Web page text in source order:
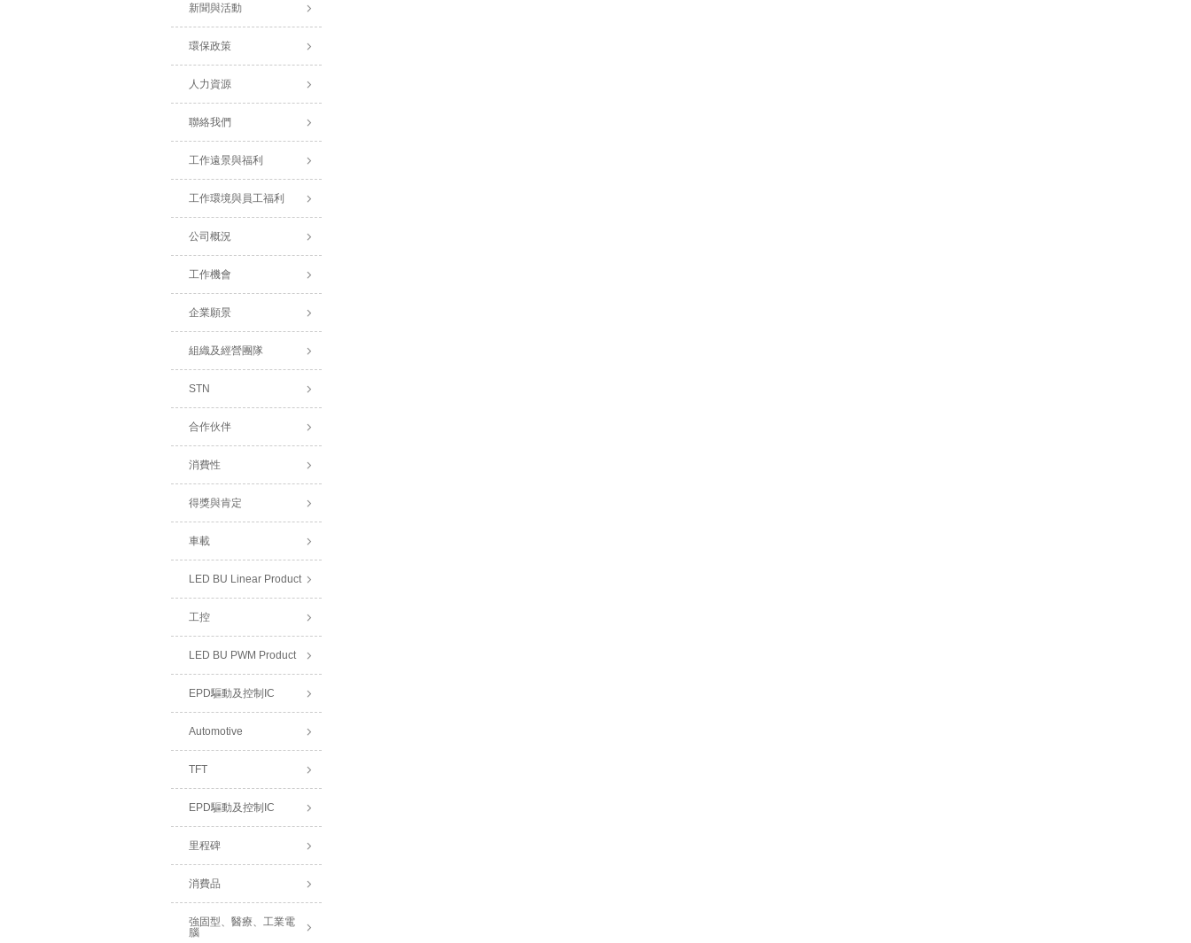
新聞與活動
環保政策
人力資源
聯絡我們
工作遠景與福利
工作環境與員工福利
公司概況
工作機會
企業願景
組織及經營團隊
STN
合作伙伴
消費性
得獎與肯定
車載
LED BU Linear Product
工控
LED BU PWM Product
EPD驅動及控制IC
Automotive
TFT
EPD驅動及控制IC
里程碑
消費品
強固型、醫療、工業電
腦